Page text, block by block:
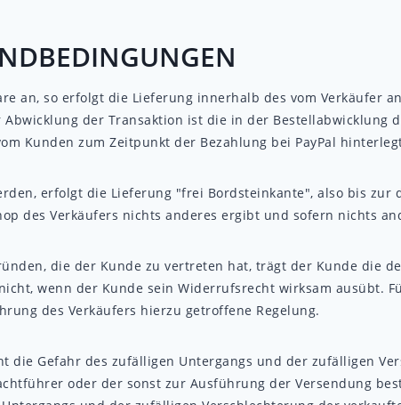
an, so erfolgt die Lieferung innerhalb des vom Verkäufer
der Transaktion ist die in der Bestellabwicklung
Kunden zum Zeitpunkt der Bezahlung bei PayPal
erfolgt die Lieferung "frei Bordsteinkante", also bis
des Verkäufers nichts anderes ergibt und sofern nichts
die der Kunde zu vertreten hat, trägt der Kunde die
wenn der Kunde sein Widerrufsrecht wirksam ausübt.
des Verkäufers hierzu getroffene Regelung.
die Gefahr des zufälligen Untergangs und der zufälligen
oder der sonst zur Ausführung der Versendung